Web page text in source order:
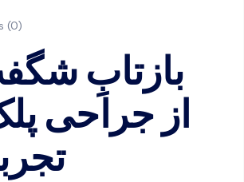
(0)
بازتابِ
از جراحی